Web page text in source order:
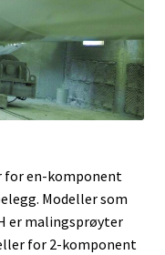
for en-komponent
Modeller som
er malingsprøyter
for 2-komponent